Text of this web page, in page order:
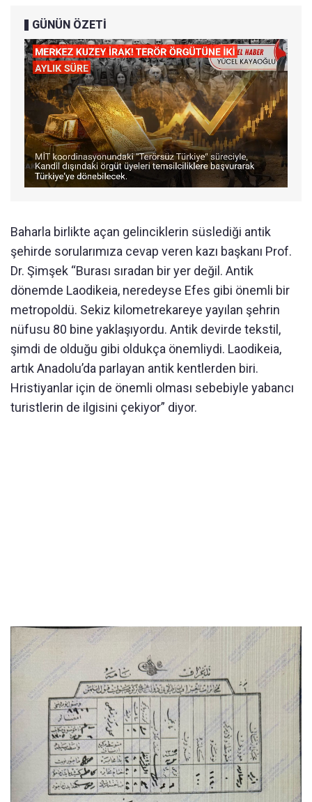
GÜNÜN ÖZETİ
Baharla birlikte açan gelinciklerin süslediği antik
şehirde sorularımıza cevap veren kazı başkanı Prof.
Dr. Şimşek “Burası sıradan bir yer değil. Antik
dönemde Laodikeia, neredeyse Efes gibi önemli bir
metropoldü. Sekiz kilometrekareye yayılan şehrin
nüfusu 80 bine yaklaşıyordu. Antik devirde tekstil,
şimdi de olduğu gibi oldukça önemliydi. Laodikeia,
artık Anadolu’da parlayan antik kentlerden biri.
Hristiyanlar için de önemli olması sebebiyle yabancı
turistlerin de ilgisini çekiyor” diyor.